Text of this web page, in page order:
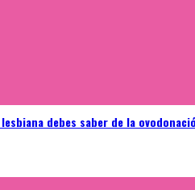
debes saber de la